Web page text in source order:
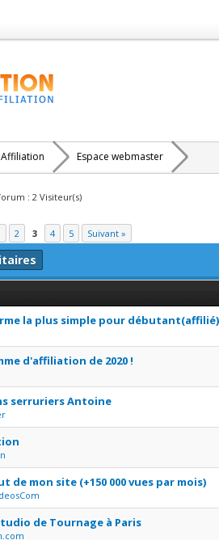
Espace webmaster
: 2 Visiteur(s)
2 3 4 5 Suivant »
la plus simple pour débutant(affilié)
d'affiliation de 2020 !
serruriers Antoine
de mon site (+150 000 vues par mois)
de Tournage à Paris